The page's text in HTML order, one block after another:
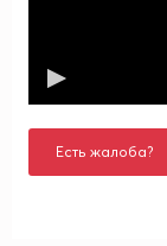
Есть жалоба?